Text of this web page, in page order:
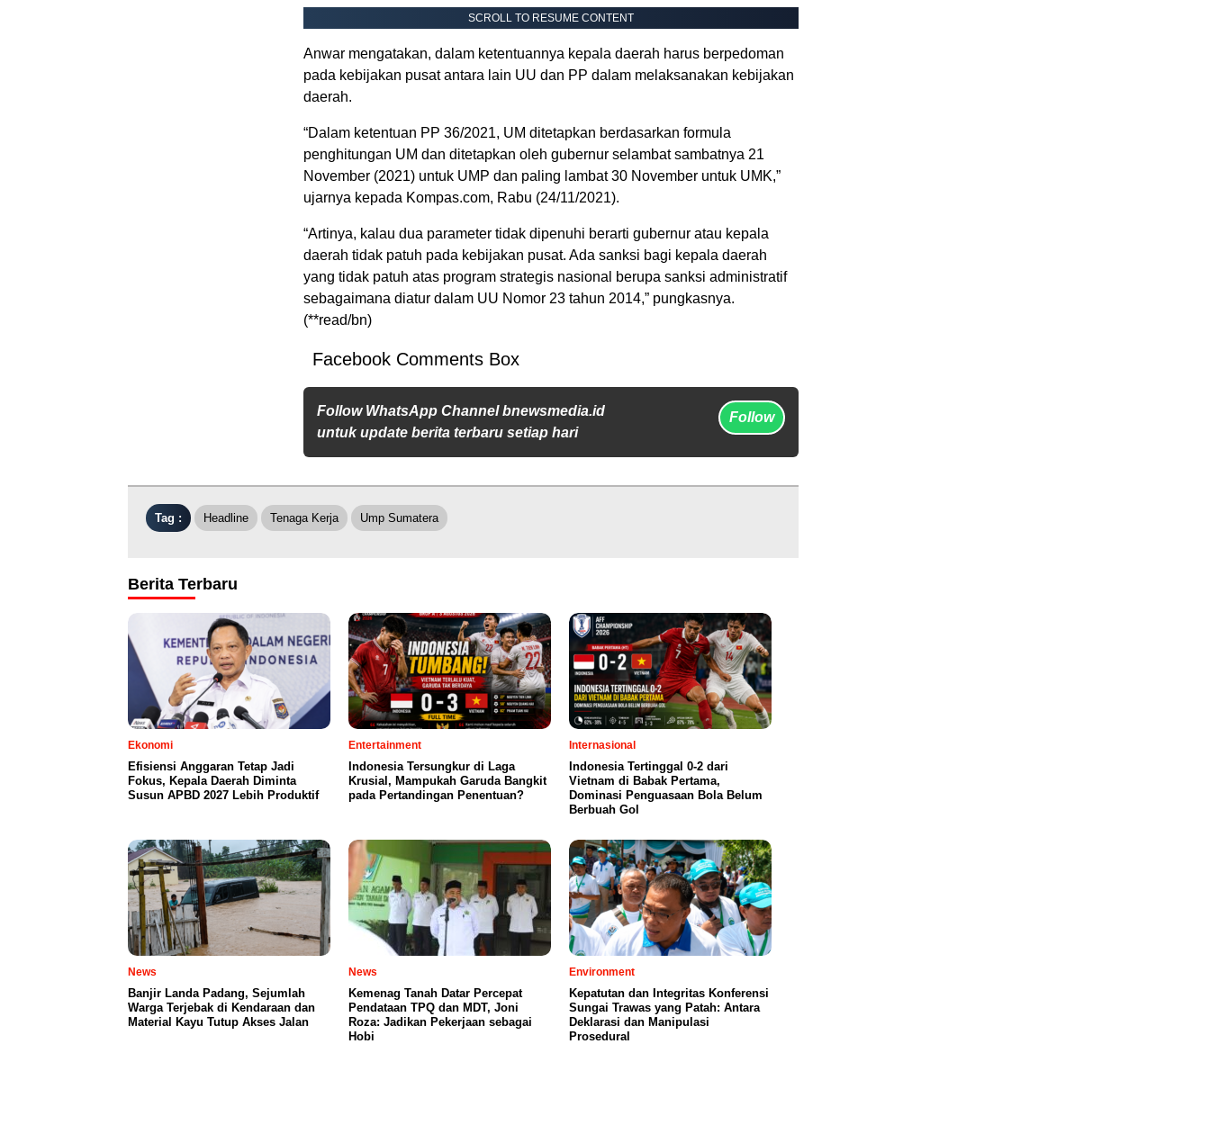
SCROLL TO RESUME CONTENT
Anwar mengatakan, dalam ketentuannya kepala daerah harus berpedoman
pada kebijakan pusat antara lain UU dan PP dalam melaksanakan kebijakan
daerah.
“Dalam ketentuan PP 36/2021, UM ditetapkan berdasarkan formula
penghitungan UM dan ditetapkan oleh gubernur selambat sambatnya 21
November (2021) untuk UMP dan paling lambat 30 November untuk UMK,”
ujarnya kepada Kompas.com, Rabu (24/11/2021).
“Artinya, kalau dua parameter tidak dipenuhi berarti gubernur atau kepala
daerah tidak patuh pada kebijakan pusat. Ada sanksi bagi kepala daerah
yang tidak patuh atas program strategis nasional berupa sanksi administratif
sebagaimana diatur dalam UU Nomor 23 tahun 2014,” pungkasnya.
(**read/bn)
Facebook Comments Box
Follow WhatsApp Channel bnewsmedia.id
untuk update berita terbaru setiap hari
Follow
Tag : Headline Tenaga Kerja Ump Sumatera
Berita Terbaru
Ekonomi
Efisiensi Anggaran Tetap Jadi
Fokus, Kepala Daerah Diminta
Susun APBD 2027 Lebih Produktif
Entertainment
Indonesia Tersungkur di Laga
Krusial, Mampukah Garuda Bangkit
pada Pertandingan Penentuan?
Internasional
Indonesia Tertinggal 0-2 dari
Vietnam di Babak Pertama,
Dominasi Penguasaan Bola Belum
Berbuah Gol
News
Banjir Landa Padang, Sejumlah
Warga Terjebak di Kendaraan dan
Material Kayu Tutup Akses Jalan
News
Kemenag Tanah Datar Percepat
Pendataan TPQ dan MDT, Joni
Roza: Jadikan Pekerjaan sebagai
Hobi
Environment
Kepatutan dan Integritas Konferensi
Sungai Trawas yang Patah: Antara
Deklarasi dan Manipulasi
Prosedural